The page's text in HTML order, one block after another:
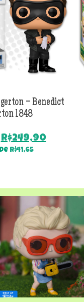
– Benedict
1848
O
preço
R$249,90O
R$41,65